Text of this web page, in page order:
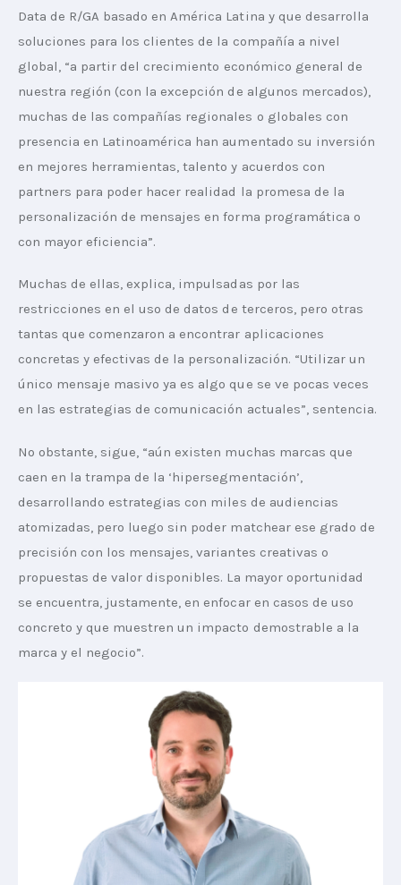
Data de R/GA basado en América Latina y que desarrolla
soluciones para los clientes de la compañía a nivel
global, “a partir del crecimiento económico general de
nuestra región (con la excepción de algunos mercados),
muchas de las compañías regionales o globales con
presencia en Latinoamérica han aumentado su inversión
en mejores herramientas, talento y acuerdos con
partners para poder hacer realidad la promesa de la
personalización de mensajes en forma programática o
con mayor eficiencia”.
Muchas de ellas, explica, impulsadas por las
restricciones en el uso de datos de terceros, pero otras
tantas que comenzaron a encontrar aplicaciones
concretas y efectivas de la personalización. “Utilizar un
único mensaje masivo ya es algo que se ve pocas veces
en las estrategias de comunicación actuales”, sentencia.
No obstante, sigue, “aún existen muchas marcas que
caen en la trampa de la ‘hipersegmentación’,
desarrollando estrategias con miles de audiencias
atomizadas, pero luego sin poder matchear ese grado de
precisión con los mensajes, variantes creativas o
propuestas de valor disponibles. La mayor oportunidad
se encuentra, justamente, en enfocar en casos de uso
concreto y que muestren un impacto demostrable a la
marca y el negocio”.